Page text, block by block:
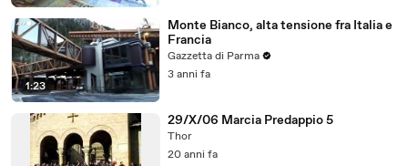
1:23
Monte Bianco, alta tensione fra Italia e
Francia
Gazzetta di Parma
3 anni fa
29/X/06 Marcia Predappio 5
Thor
20 anni fa